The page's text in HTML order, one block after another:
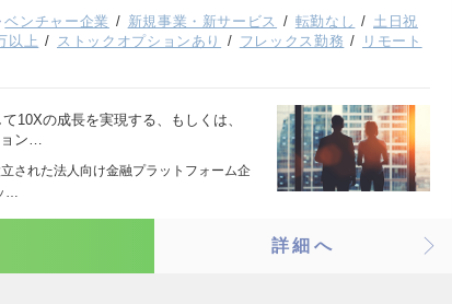
ベンチャー企業 新規事業・新サービス 転勤なし
土日祝
以上 ストックオプションあり フレックス勤務
リモート
10Xの成長を実現する、もしくは、
ョン…
された法人向け金融プラットフォーム企
…
詳細へ